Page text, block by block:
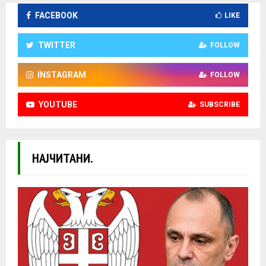
FACEBOOK LIKE
TWITTER FOLLOW
INSTAGRAM FOLLOW
YOUTUBE SUBSCRIBE
НАЈЧИТАНИ.